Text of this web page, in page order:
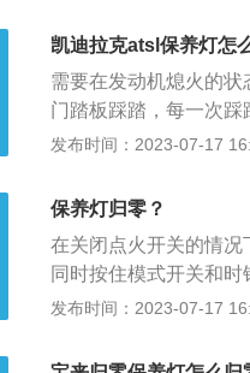
凯迪拉克atsl保养灯怎
需要在发动机熄火的
门踏板踩踏，每一次
换发动机机油的提示，
品牌，成立时间是
是美国官方用车，见证
发布时间：2023-07-17
保养灯归零？
在关闭点火开关的情况
同时按住模式开关和
00公里保养：每隔一万
保养，也就是俗称的“
发布时间：2023-07-17